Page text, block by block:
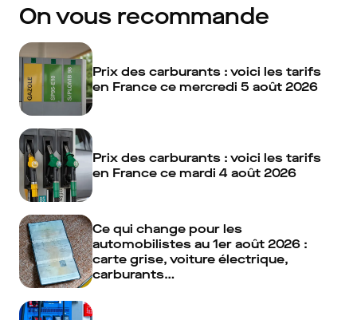
On vous recommande
Prix des carburants : voici les tarifs
en France ce mercredi 5 août 2026
Prix des carburants : voici les tarifs
en France ce mardi 4 août 2026
Ce qui change pour les
automobilistes au 1er août 2026 :
carte grise, voiture électrique,
carburants…